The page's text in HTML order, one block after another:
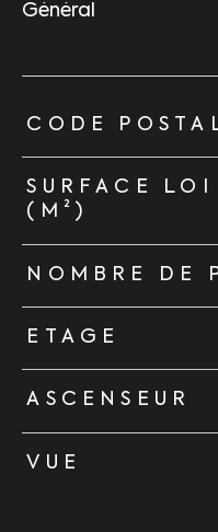
général
CODE
SURFACE LOI
(M²)
NOMBRE DE
ETAGE
ASCENSEUR
VUE